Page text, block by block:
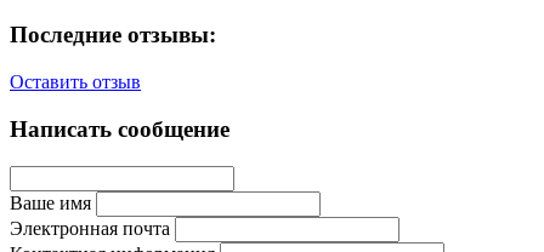
Последние отзывы:
Оставить отзыв
Написать сообщение
Ваше имя
Электронная почта